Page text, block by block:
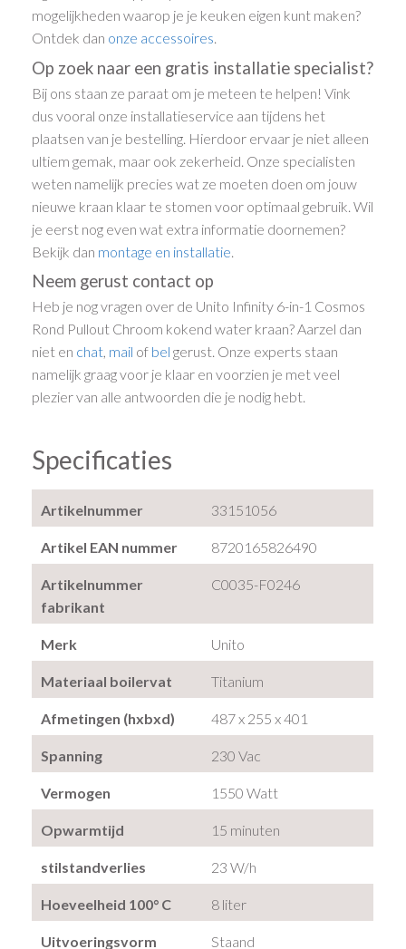
mogelijkheden waarop je je keuken eigen kunt maken?
Ontdek dan onze accessoires.
Op zoek naar een gratis installatie specialist?
Bij ons staan ze paraat om je meteen te helpen! Vink
dus vooral onze installatieservice aan tijdens het
plaatsen van je bestelling. Hierdoor ervaar je niet alleen
ultiem gemak, maar ook zekerheid. Onze specialisten
weten namelijk precies wat ze moeten doen om jouw
nieuwe kraan klaar te stomen voor optimaal gebruik. Wil
je eerst nog even wat extra informatie doornemen?
Bekijk dan montage en installatie
Neem gerust contact op
Heb je nog vragen over de Unito Infinity 6-in-1 Cosmos
Rond Pullout Chroom kokend water kraan? Aarzel dan
niet en chat, mail of bel gerust. Onze experts staan
namelijk graag voor je klaar en voorzien je met veel
plezier van alle antwoorden die je nodig hebt.
Specificaties
Artikelnummer 33151056
Artikel EAN nummer 8720165826490
Artikelnummer
fabrikant
C0035-F0246
Merk Unito
Materiaal boilervat Titanium
Afmetingen (hxbxd) 487 x 255 x 401
Spanning 230 Vac
Vermogen 1550 Watt
Opwarmtijd 15 minuten
stilstandverlies 23 W/h
Hoeveelheid 100° C 8 liter
Uitvoeringsvorm Staand